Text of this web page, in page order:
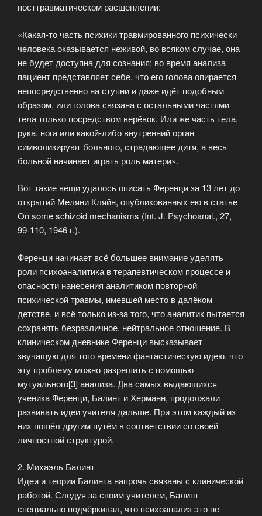
посттравматическом расщеплении:
«Какая-то часть психики травмированного психически
человека оказывается неживой, во всяком случае, она
не будет доступна для сознания; во время анализа
пациент представляет себе, что его голова опирается
непосредственно на ступни и даже идёт подобным
образом, или голова связана с остальными частями
тела только посредством верёвок. Или же часть тела,
рука, нога или какой-либо внутренний орган
символизируют больного, страдающее дитя, а весь
больной начинает играть роль матери».
Вот такие вещи удалось описать Ференци за 13 лет до
открытий Меляни Кляйн, опубликованных ею в статье
On some schizoid mechanisms (Int. J. Psychoanal., 27,
99-110, 1946 г.).
Ференци начинает всё большее внимание уделять
роли психоаналитика в терапевтическом процессе и
опасности нанесения аналитиком повторной
психической травмы, имевшей место в далёком
детстве, и всё только из-за того, что аналитик пытается
сохранять безразличное, нейтральное отношение. В
клиническом дневнике Ференци высказывает
звучащую для того времени фантастическую идею, что
эту проблему можно разрешить с помощью
мутуального[3] анализа. Два самых выдающихся
ученика Ференци, Балинт и Херманн, продолжали
развивать идеи учителя дальше. При этом каждый из
них пошёл другим путём в соответствии со своей
личностной структурой.
2. Михаэль Балинт
Идеи и теории Балинта напрочь связаны с клинической
работой. Следуя за своим учителем, Балинт
специально подчёркивал, что психоанализ это не